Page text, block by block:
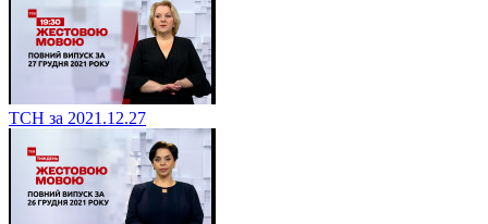
ТСН за 2021.12.27